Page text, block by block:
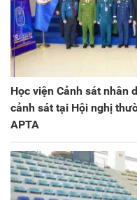
Học viện Cảnh sát nhân
cảnh sát tại Hội nghị
APTA